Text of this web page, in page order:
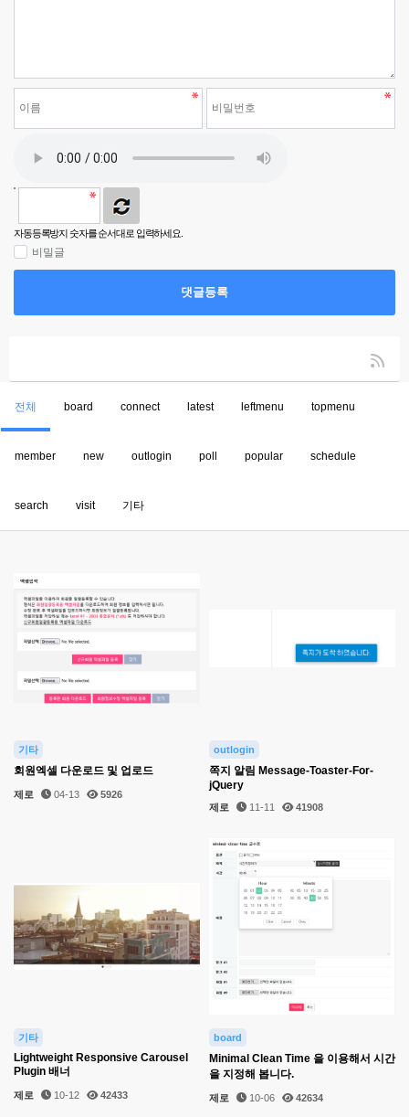
자동등록방지 숫자를 순서대로 입력하세요.
비밀글
댓글등록
전체 board connect latest leftmenu topmenu
member new outlogin poll popular schedule
search visit 기타
기타
회원엑셀 다운로드 및 업로드
제로 04-13 5926
outlogin
쪽지 알림 Message-Toaster-For-
jQuery
제로 11-11 41908
기타
Lightweight Responsive Carousel
Plugin 배너
제로 10-12 42433
board
Minimal Clean Time 을 이용해서 시간
을 지정해 봅니다.
제로 10-06 42634